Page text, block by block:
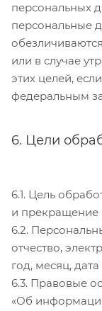
персональных
персональные
или в случае
этих целей,
федеральным
6. Цели
6.1. Цель
и прекращение
6.2.
отчество,
год, месяц,
6.3. Правовые
«Об